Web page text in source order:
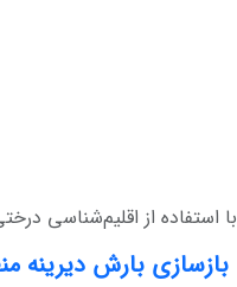
استفاده از اقلیم‌شناسی
بازسازی بارش دیرینه